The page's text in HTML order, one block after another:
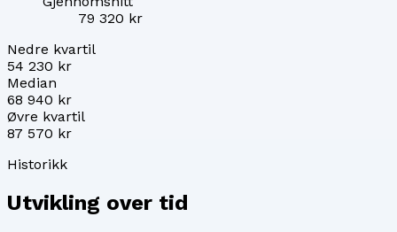
79 320 kr
Nedre kvartil
54 230 kr
Median
68 940 kr
Øvre kvartil
87 570 kr
Historikk
Utvikling over tid